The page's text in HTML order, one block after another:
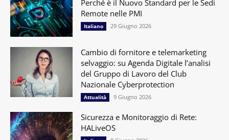
Perché è il Nuovo Standard per le Sedi
Remote nelle PMI
Italiano 29 Giugno 2026
Cambio di fornitore e telemarketing
selvaggio: su Agenda Digitale l’analisi
del Gruppo di Lavoro del Club
Nazionale Cyberprotection
Attualità 9 Giugno 2026
Sicurezza e Monitoraggio di Rete:
HALiveOS